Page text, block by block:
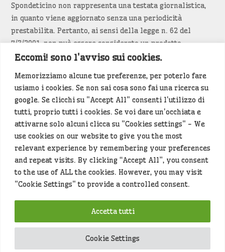
Eccomi! sono l'avviso sui cookies.
Memorizziamo alcune tue preferenze, per poterlo fare
usiamo i cookies. Se non sai cosa sono fai una ricerca su
google. Se clicchi su "Accept All" consenti l'utilizzo di
tutti, proprio tutti i cookies. Se voi dare un'occhiata e
attivarne solo alcuni clicca su "Cookies settings" - We
use cookies on our website to give you the most
relevant experience by remembering your preferences
and repeat visits. By clicking “Accept All”, you consent
to the use of ALL the cookies. However, you may visit
"Cookie Settings" to provide a controlled consent.
Cookie Settings
Accetta tutti
Spondeticino non rappresenta una testata giornalistica,
in quanto viene aggiornato senza una periodicità
prestabilita. Pertanto, ai sensi della legge n. 62 del
7/3/2001, non può essere considerato un prodotto
editoriale.
Siamo attenti a non violare copyright e diritti
d’immagine. Se un contenuto è di tua proprietà e vuoi
richiederne la rimozionediccelo(<- clicca per inviarci un
messaggio).
Alcuni articoli sono generati in bozza rielaborando, con
l'intelligenza artificiale generativa, contenuti
provenienti da fonti istituzionali e altri siti di interesse
locale. Prima della pubblicazioni l'articolo viene
controllato dalla redazione.
Hey che fine fanno i miei dati (privacy policy)